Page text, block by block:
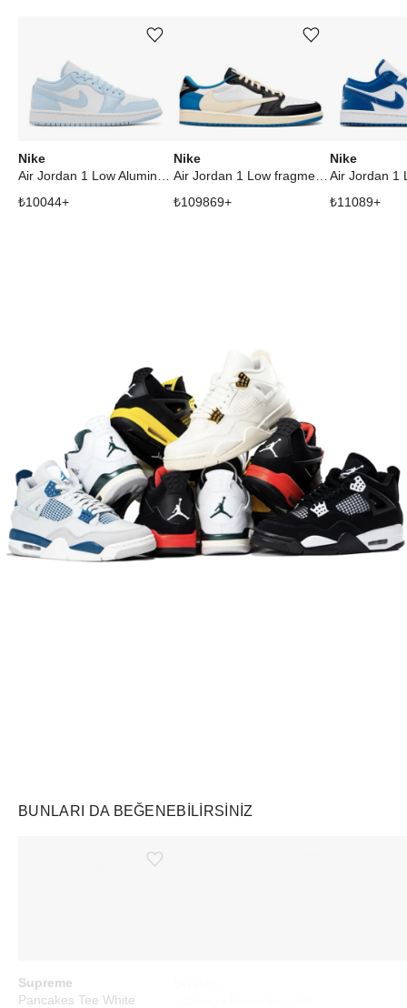
Nike
₺10044+
Ürünü istek listesine ekle veya listeden çıkar
Nike
₺109869+
Ürünü istek listesine ekle veya listeden çıkar
Nike
₺11089+
BUNLARI DA BEĞENEBILIRSINIZ
Supreme
Pancakes Tee White
Ürünü istek listesine ekle veya listeden çıkar